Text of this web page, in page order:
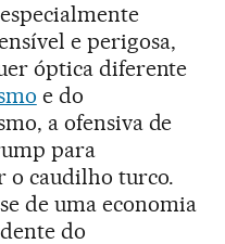
e perigosa,
óptica diferente
e do
a ofensiva de
para
o caudilho turco.
de uma economia
do